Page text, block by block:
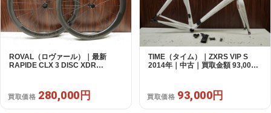
ROVAL（ロヴァール）｜最新
RAPIDE CLX 3 DISC XDR
買取価格 280,000円
TIME（タイム）｜ZXRS VIP S
2014年｜中古｜買取金額 93,000
買取価格 93,000円